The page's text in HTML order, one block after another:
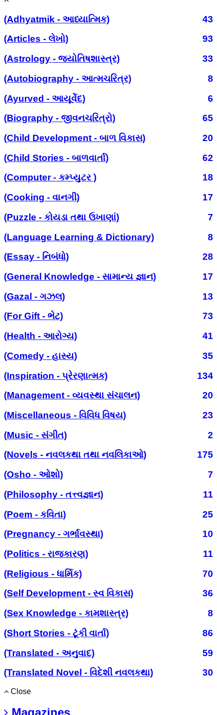
(Adhyatmik - આધ્યાત્મિક)
43
(Articles - લેખો)
93
(Astrology - જ્યોતિષશાસ્ત્ર)
33
(Autobiography - આત્મચરિત્ર)
8
(Ayurved - આયૂર્વેદ)
6
(Biography - જીવનચરિત્રો)
65
(Child Development - બાળ વિકાસ)
20
(Child Stories - બાળવાર્તા)
62
(Computer - કમ્પ્યુટર )
18
(Cooking - વાનગી)
17
(Puzzle - કોયડા તથા ઉખાણાં)
7
(Language Learning & Dictionary)
8
(Essay - નિબંધો)
28
(General Knowledge - સામાન્ય જ્ઞાન)
17
(Gazal - ગઝલ)
13
(For Gift - ભેટ)
73
(Health - આરોગ્ય)
41
(Comedy - હાસ્ય)
35
(Inspiration - પ્રેરણાત્મક)
134
(Management - વ્યવસ્થા સંચાલન)
20
(Miscellaneous - વિવિધ વિષય)
23
(Music - સંગીત)
2
(Novels - નવલકથા તથા નવલિકાઓ)
175
(Osho - ઓશો)
7
(Philosophy - તત્ત્વજ્ઞાન)
11
(Poem - કવિતા)
25
(Pregnancy - ગર્ભાવસ્થા)
10
(Politics - રાજકારણ)
11
(Religious - ધાર્મિક)
70
(Self Development - સ્વ વિકાસ)
36
(Sex Knowledge - કામશાસ્ત્ર)
8
(Short Stories - ટૂંકી વાર્તા)
86
(Translated - અનુવાદ)
59
(Translated Novel - વિદેશી નવલકથા)
30
Close
Magazines